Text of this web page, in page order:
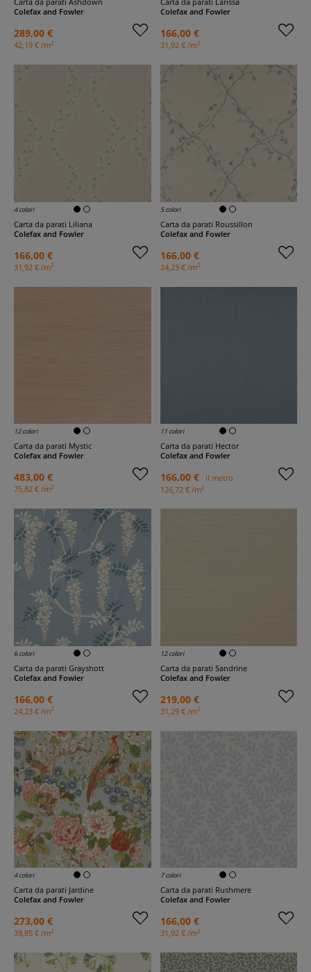
Colefax and Fowler
289,00 €
42,19 € /m2
Colefax and Fowler
166,00 €
31,92 € /m2
4 colori
Carta da parati Liliana
Colefax and Fowler
166,00 €
31,92 € /m2
5 colori
Carta da parati Roussillon
Colefax and Fowler
166,00 €
24,23 € /m2
12 colori
Carta da parati Mystic
Colefax and Fowler
483,00 €
75,82 € /m2
11 colori
Carta da parati Hector
Colefax and Fowler
166,00 €
il metro
126,72 € /m2
6 colori
Carta da parati Grayshott
Colefax and Fowler
166,00 €
24,23 € /m2
12 colori
Carta da parati Sandrine
Colefax and Fowler
219,00 €
31,29 € /m2
4 colori
Carta da parati Jardine
Colefax and Fowler
273,00 €
39,85 € /m2
7 colori
Carta da parati Rushmere
Colefax and Fowler
166,00 €
31,92 € /m2